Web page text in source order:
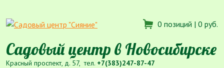
0 позиций | 0 руб.
Садовый центр в Новосибирске
Красный проспект, д. 57, тел. +7(383)247-87-47